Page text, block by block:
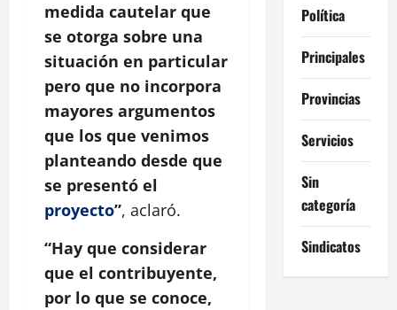
medida cautelar que
se otorga sobre una
situación en particular
pero que no incorpora
mayores argumentos
que los que venimos
planteando desde que
se presentó el
proyecto”, aclaró.
“Hay que considerar
que el contribuyente,
por lo que se conoce,
Política
Principales
Provincias
Servicios
Sin
categoría
Sindicatos